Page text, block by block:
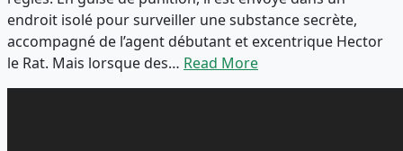
endroit isolé pour surveiller une substance secrète,
accompagné de l’agent débutant et excentrique Hector
le Rat. Mais lorsque des… Read More